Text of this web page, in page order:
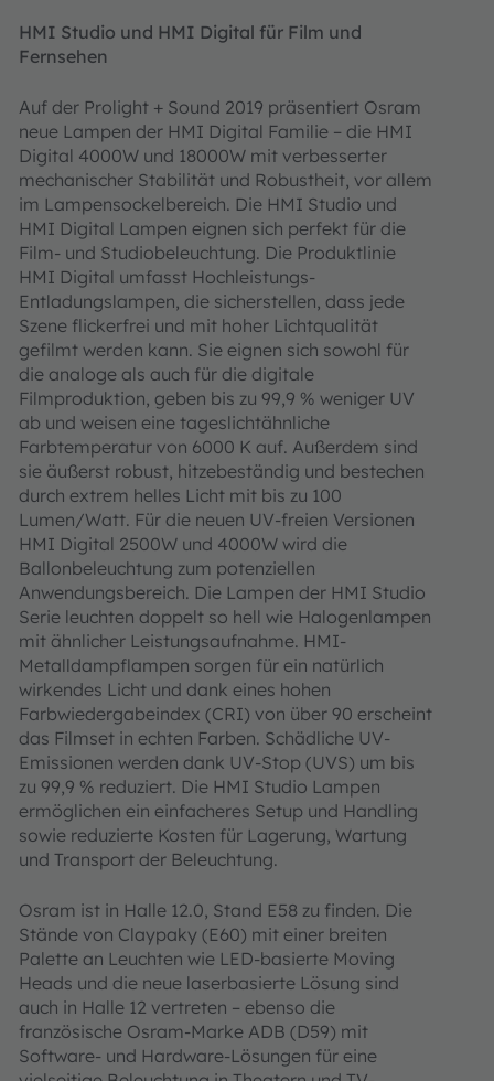
HMI Studio und HMI Digital für Film und
Fernsehen
Auf der Prolight + Sound 2019 präsentiert Osram
neue Lampen der HMI Digital Familie – die HMI
Digital 4000W und 18000W mit verbesserter
mechanischer Stabilität und Robustheit, vor allem
im Lampensockelbereich. Die HMI Studio und
HMI Digital Lampen eignen sich perfekt für die
Film- und Studiobeleuchtung. Die Produktlinie
HMI Digital umfasst Hochleistungs-
Entladungslampen, die sicherstellen, dass jede
Szene flickerfrei und mit hoher Lichtqualität
gefilmt werden kann. Sie eignen sich sowohl für
die analoge als auch für die digitale
Filmproduktion, geben bis zu 99,9 % weniger UV
ab und weisen eine tageslichtähnliche
Farbtemperatur von 6000 K auf. Außerdem sind
sie äußerst robust, hitzebeständig und bestechen
durch extrem helles Licht mit bis zu 100
Lumen/Watt. Für die neuen UV-freien Versionen
HMI Digital 2500W und 4000W wird die
Ballonbeleuchtung zum potenziellen
Anwendungsbereich. Die Lampen der HMI Studio
Serie leuchten doppelt so hell wie Halogenlampen
mit ähnlicher Leistungsaufnahme. HMI-
Metalldampflampen sorgen für ein natürlich
wirkendes Licht und dank eines hohen
Farbwiedergabeindex (CRI) von über 90 erscheint
das Filmset in echten Farben. Schädliche UV-
Emissionen werden dank UV-Stop (UVS) um bis
zu 99,9 % reduziert. Die HMI Studio Lampen
ermöglichen ein einfacheres Setup und Handling
sowie reduzierte Kosten für Lagerung, Wartung
und Transport der Beleuchtung.
Osram ist in Halle 12.0, Stand E58 zu finden. Die
Stände von Claypaky (E60) mit einer breiten
Palette an Leuchten wie LED-basierte Moving
Heads und die neue laserbasierte Lösung sind
auch in Halle 12 vertreten – ebenso die
französische Osram-Marke ADB (D59) mit
Software- und Hardware-Lösungen für eine